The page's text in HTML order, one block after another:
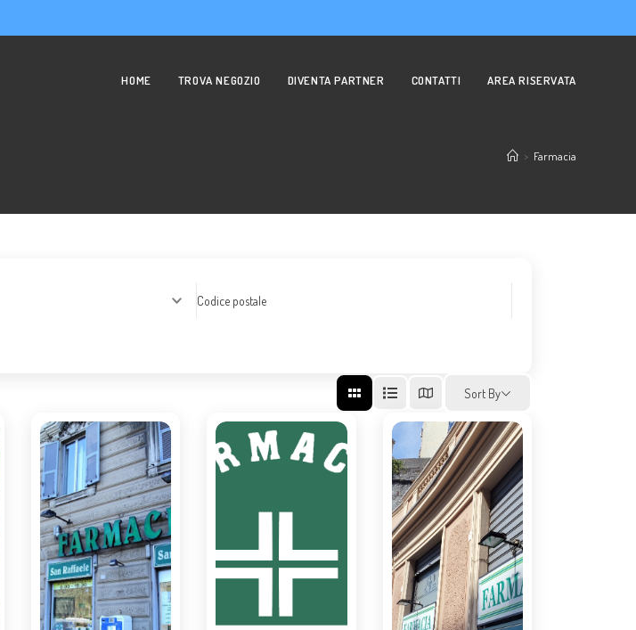
HOME TROVA NEGOZIO DIVENTA PARTNER CONTATTI AREA RISERVATA
> Farmacia
Codice postale
Sort By